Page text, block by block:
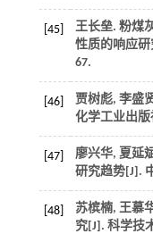
[45]
王长垒. 粉煤
性质的响应研
67.
[46] 贾树彪, 李盛
化学工业出版
[47] 廖兴华, 夏延
研究趋势[J].
[48] 苏槟楠, 王慕
究[J]. 科学技